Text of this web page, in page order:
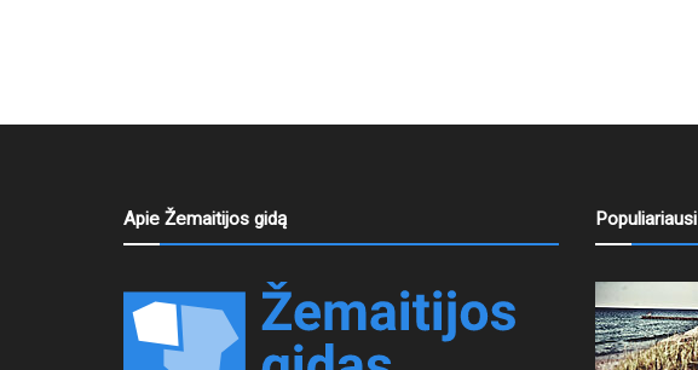
Apie Žemaitijos gidą Populiariausi